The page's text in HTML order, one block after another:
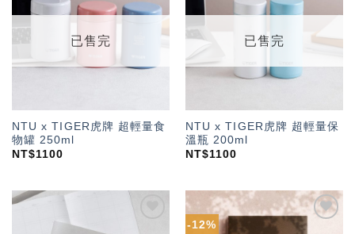
「願
望輕
已售完
NTU x TIGER虎牌 超輕量食
物罐 250ml
NT$1100
望輕
已售完
NTU x TIGER虎牌 超輕量保
溫瓶 200ml
NT$1100
-12%